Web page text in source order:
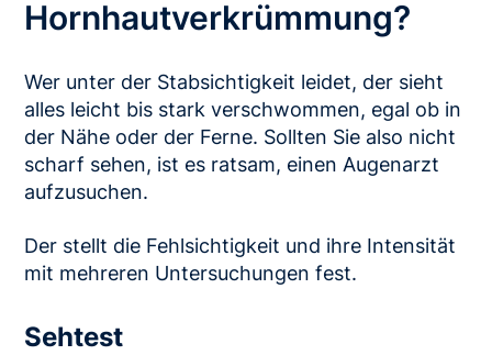
Hornhaut­verkrümmung?
Wer unter der Stabsichtigkeit leidet, der sieht
alles leicht bis stark verschwommen, egal ob in
der Nähe oder der Ferne. Sollten Sie also nicht
scharf sehen, ist es ratsam, einen Augenarzt
aufzusuchen.
Der stellt die Fehlsichtigkeit und ihre Intensität
mit mehreren Untersuchungen fest.
Sehtest